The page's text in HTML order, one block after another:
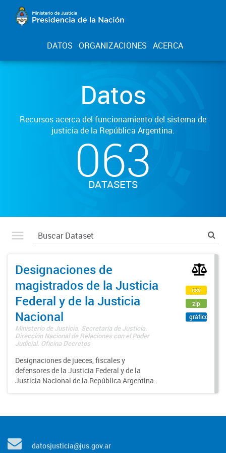
DATOS ORGANIZACIONES ACERCA
Datos
Recursos acerca del funcionamiento del sistema de
justicia de la República Argentina.
063
DATASETS
Designaciones de
magistrados de la Justicia
Federal y de la Justicia
Nacional
Ministerio de Justicia. Secretaría de Justicia.
Dirección Nacional de Relaciones con el Poder
Judicial. Oficina Decretos
Designaciones de jueces, fiscales y
defensores de la Justicia Federal y de la
Justicia Nacional de la República Argentina.
csv
zip
gráfico
datosjusticia@jus.gov.ar